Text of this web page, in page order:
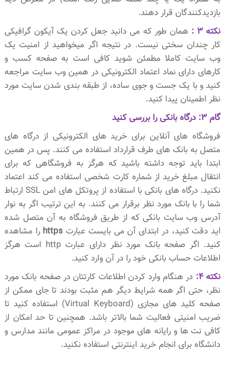
بازدیدکنندگان قرار دهند.
نکته 3 :
همان طور که می دانید جعل کردن یک آیکون گرافیکی
کار چندان سختی نیست. در نتیجه اگر میخواهید از امنیت یک
وب سایت کاملا مطمئن شوید کافی است به صفحه کسب و
کارهای دارای نماد اعتماد الکترونیکی در همین وب سایت مراجعه
کنید و با یک جست و جوی ساده، از طبقه بندی شدن سایت مورد
نظر اطمینان پیدا کنید.
گام 3: درگاه بانکی را بررسی کنید
فروشگاه های آنلاین برای خرید های الکترونیکی از درگاه های
متصل به بانک های طرف قرارداد استفاده می کنند. پس در همین
ابتدا باید توجه داشته باشید که هرگز به فروشگاهی که برای
انتقال مبلغ خرید از شماره کارت شخصی استفاده می کند اعتماد
نکنید. درگاه های بانکی با استفاده از پروتکل های امن SSL ارتباط
شما را با بانک مورد نظر برقرار می کنند. به این ترتیب اگر به نوار
آدرس وب سایت بانکی که از طریق فروشگاه به آن متصل شده
اید دقت کنید، در ابتدای آن می بایست عبارت https را مشاهده
کنید. اگر صفحه بانک مورد نظر دارای عبارت http است هرگز
اطلاعات حساب بانکی خود را در آن وارد کنید.
نکته 4:
در هنگام وارد کردن اطلاعات کارتتان در صفحه بانک مورد
نظر، حتی اگر همه شرایط دیگر هم مثبت بودند تا جای ممکن از
صفحه کلید های مجازی (Virtual Keyboard) استفاده کنید تا
ضریب امنیتی فعالیت شما بالاتر باشد. همچنین تا حد امکان از
کافی نت ها و رایانه های موجود در مراکز عمومی مانند مدارس و
دانشگاه برای انجام خرید اینترنتی استفاده نکنید.